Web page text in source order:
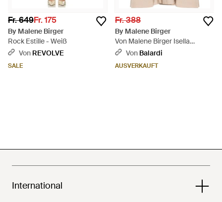
Fr. 649Fr. 175
By Malene Birger
Rock Estille - Weiß
Von REVOLVE
SALE
Fr. 388
By Malene Birger
Von Malene Birger Isella
Röcken - Natur
Von Balardi
AUSVERKAUFT
International